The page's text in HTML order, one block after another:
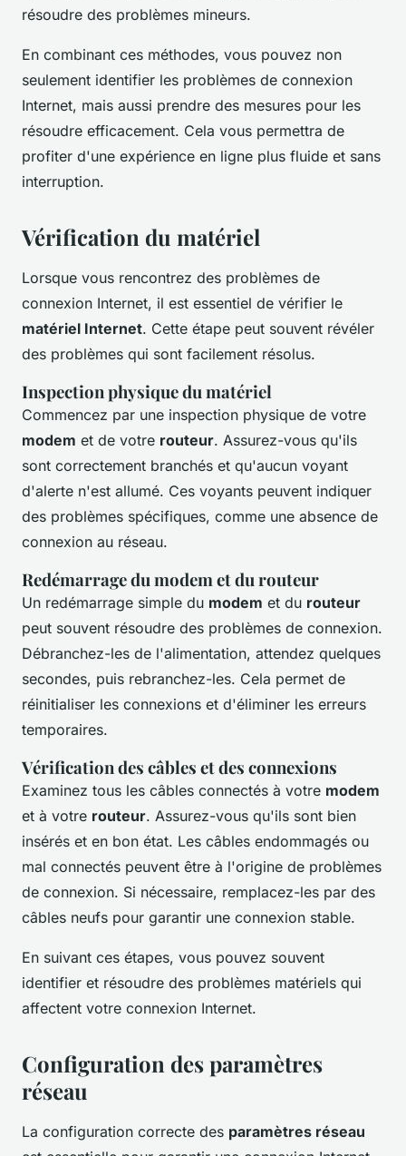
résoudre des problèmes mineurs.
En combinant ces méthodes, vous pouvez non
seulement identifier les problèmes de connexion
Internet, mais aussi prendre des mesures pour les
résoudre efficacement. Cela vous permettra de
profiter d'une expérience en ligne plus fluide et sans
interruption.
Vérification du matériel
Lorsque vous rencontrez des problèmes de
connexion Internet, il est essentiel de vérifier le
matériel Internet. Cette étape peut souvent révéler
des problèmes qui sont facilement résolus.
Inspection physique du matériel
Commencez par une inspection physique de votre
modem et de votre routeur. Assurez-vous qu'ils
sont correctement branchés et qu'aucun voyant
d'alerte n'est allumé. Ces voyants peuvent indiquer
des problèmes spécifiques, comme une absence de
connexion au réseau.
Redémarrage du modem et du routeur
Un redémarrage simple du modem et du routeur
peut souvent résoudre des problèmes de connexion.
Débranchez-les de l'alimentation, attendez quelques
secondes, puis rebranchez-les. Cela permet de
réinitialiser les connexions et d'éliminer les erreurs
temporaires.
Vérification des câbles et des connexions
Examinez tous les câbles connectés à votre modem
et à votre routeur. Assurez-vous qu'ils sont bien
insérés et en bon état. Les câbles endommagés ou
mal connectés peuvent être à l'origine de problèmes
de connexion. Si nécessaire, remplacez-les par des
câbles neufs pour garantir une connexion stable.
En suivant ces étapes, vous pouvez souvent
identifier et résoudre des problèmes matériels qui
affectent votre connexion Internet.
Configuration des paramètres
réseau
La configuration correcte des paramètres réseau